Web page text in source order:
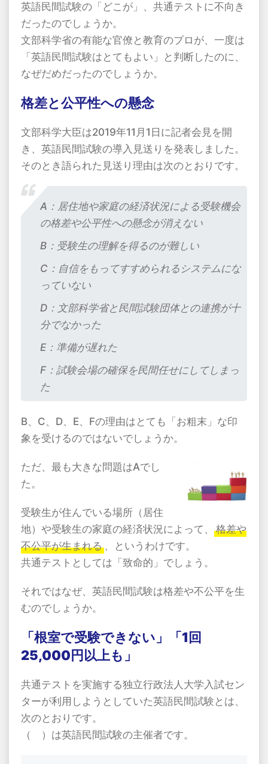
英語民間試験の「どこが」、共通テストに不向き
だったのでしょうか。
文部科学省の有能な官僚と教育のプロが、一度は
「英語民間試験はとてもよい」と判断したのに、
なぜだめだったのでしょうか。
格差と公平性への懸念
文部科学大臣は2019年11 月 1 日に記者会見を開
き、英語民間試験の導入見送りを発表しました。
そのとき語られた見送り理由は次のとおりです。
A：居住地や家庭の経済状況による受験機会
の格差や公平性への懸念が消えない
B：受験生の理解を得るのが難しい
C：自信をもってすすめられるシステムにな
っていない
D：文部科学省と民間試験団体との連携が十
分でなかった
E：準備が遅れた
F：試験会場の確保を民間任せにしてしまっ
た
B、 C、 D、 E、 Fの理由はとても「お粗末」な印
象を受けるのではないでしょうか。
ただ、最も大きな問題はAでし
た。
受験生が住んでいる場所（居住
地）や受験生の家庭の経済状況によって、
格差や
不公平が生まれる 、というわけです。
共通テストとしては「致命的」でしょう。
それではなぜ、英語民間試験は格差や不公平を生
むのでしょうか。
「根室で受験できない」「1 回
25,000円以上も」
共通テストを実施する独立行政法人大学入試セン
ターが利用しようとしていた英語民間試験とは、
次のとおりです。
（ ）は英語民間試験の主催者です。